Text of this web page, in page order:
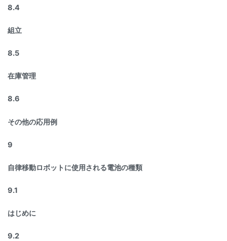
8.4
組立
8.5
在庫管理
8.6
その他の応用例
9
自律移動ロボットに使用される電池の種類
9.1
はじめに
9.2